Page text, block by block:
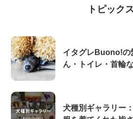
トピックス
イタグレBuono!の
ん・トイレ・首輪
犬種別ギャラリー